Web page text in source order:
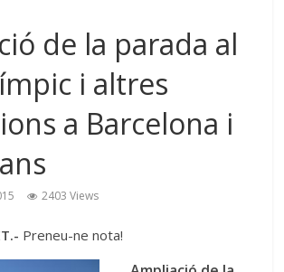
de la parada al
i altres
a Barcelona i
2403 Views
Preneu-ne nota!